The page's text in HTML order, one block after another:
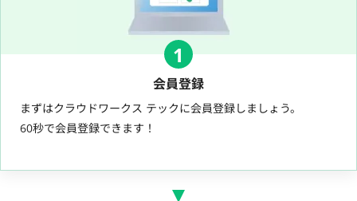
1
会員登録
まずはクラウドワークス テックに会員登録しましょう。
60秒で会員登録できます！